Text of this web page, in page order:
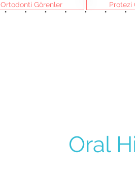
Protezi
Ortodonti Görenler
Oral